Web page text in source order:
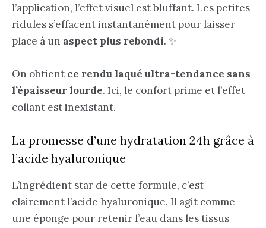
l’application, l’effet visuel est bluffant. Les petites
ridules s’effacent instantanément pour laisser
place à un aspect plus rebondi. ✨
On obtient ce rendu laqué ultra-tendance sans
l’épaisseur lourde. Ici, le confort prime et l’effet
collant est inexistant.
La promesse d’une hydratation 24h grâce à
l’acide hyaluronique
L’ingrédient star de cette formule, c’est
clairement l’acide hyaluronique. Il agit comme
une éponge pour retenir l’eau dans les tissus